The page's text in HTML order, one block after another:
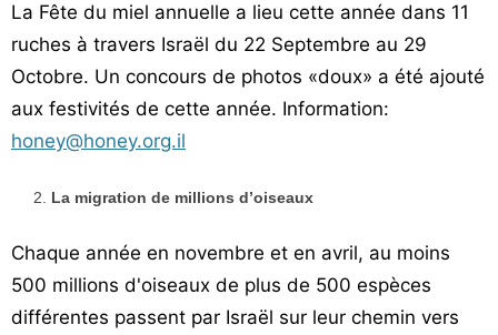
La Fête du miel annuelle a lieu cette année dans 11
ruches à travers Israël du 22 Septembre au 29
Octobre. Un concours de photos «doux» a été ajouté
aux festivités de cette année. Information:
honey@honey.org.il
La migration de millions d’oiseaux
Chaque année en novembre et en avril, au moins
500 millions d'oiseaux de plus de 500 espèces
différentes passent par Israël sur leur chemin vers